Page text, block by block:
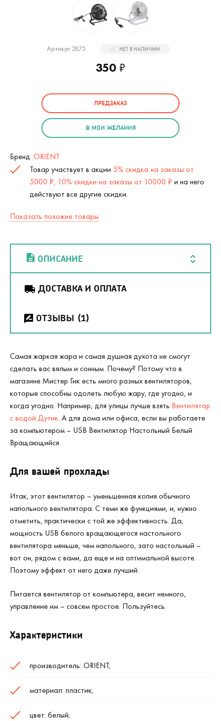
Артикул 2875 НЕТ В НАЛИЧИИ
350₽
ПРЕДЗАКАЗ
В МОИ ЖЕЛАНИЯ
Бренд: ORIENT
Товар участвует в акции 5% скидка на заказы от
5000 ₽, 10% скидки на заказы от 10000 ₽ и на него
действуют все другие скидки.
Показать похожие товары
ОПИСАНИЕ
ДОСТАВКА И ОПЛАТА
ОТЗЫВЫ (1)
Самая жаркая жара и самая душная духота не смогут
сделать вас вялым и сонным. Почему? Потому что в
магазине Мистер Гик есть много разных вентиляторов,
которые способны одолеть любую жару, где угодно, и
когда угодно. Например, для улицы лучше взять Вентилятор
с водой Дутик. А для дома или офиса, если вы работаете
за компьютером – USB Вентилятор Настольный Белый
Вращающийся.
Для вашей прохлады
Итак, этот вентилятор – уменьшенная копия обычного
напольного вентилятора. С теми же функциями, и, нужно
отметить, практически с той же эффективность. Да,
мощность USB белого вращающегося настольного
вентилятора меньше, чем напольного, зато настольный –
вот он, рядом с вами, да еще и на оптимальной высоте.
Поэтому эффект от него даже лучший.
Питается вентилятор от компьютера, весит немного,
управление им – совсем простое. Пользуйтесь.
Характеристики
производитель: ORIENT;
материал: пластик;
цвет: белый;